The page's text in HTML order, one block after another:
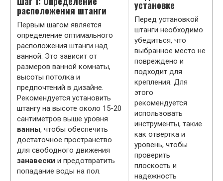
расположения штанги
Первым шагом является
определение оптимального
расположения штанги над
ванной. Это зависит от
размеров ванной комнаты,
высоты потолка и
предпочтений в дизайне.
Рекомендуется установить
штангу на высоте около 15-20
сантиметров выше уровня
ванны, чтобы обеспечить
достаточное пространство
для свободного движения
занавески и предотвратить
попадание воды на пол.
установке
Перед установкой
штанги необходимо
убедиться, что
выбранное место не
повреждено и
подходит для
крепления. Для
этого
рекомендуется
использовать
инструменты, такие
как отвертка и
уровень, чтобы
проверить
плоскость и
надежность